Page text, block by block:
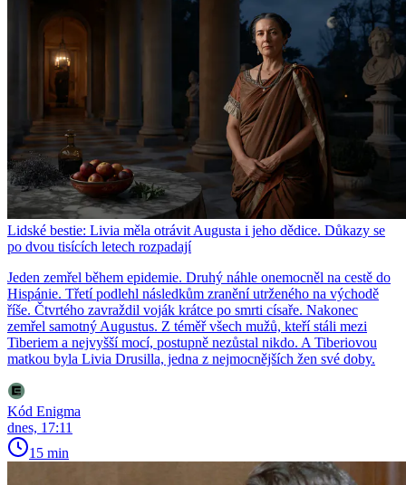
Lidské bestie: Livia měla otrávit Augusta i jeho dědice. Důkazy se
po dvou tisících letech rozpadají
Jeden zemřel během epidemie. Druhý náhle onemocněl na cestě do
Hispánie. Třetí podlehl následkům zranění utrženého na východě
říše. Čtvrtého zavraždil voják krátce po smrti císaře. Nakonec
zemřel samotný Augustus. Z téměř všech mužů, kteří stáli mezi
Tiberiem a nejvyšší mocí, postupně nezůstal nikdo. A Tiberiovou
matkou byla Livia Drusilla, jedna z nejmocnějších žen své doby.
Kód Enigma
dnes, 17:11
15 min